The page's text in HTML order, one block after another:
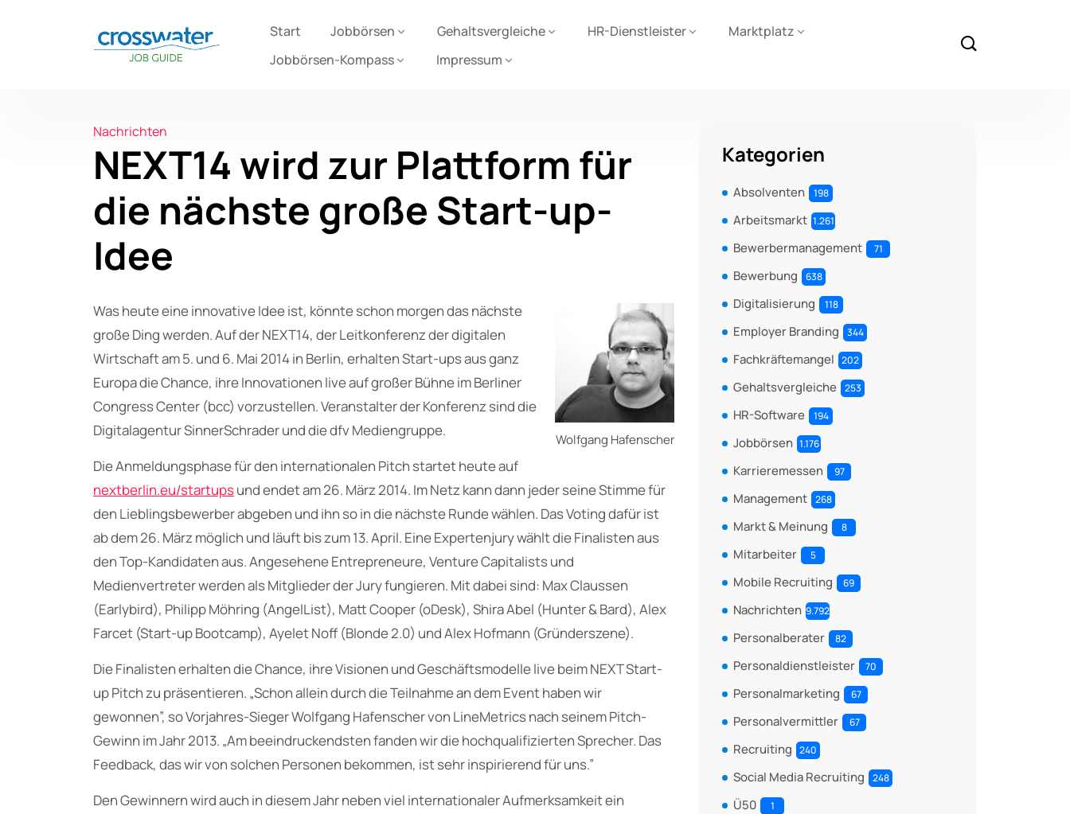
Start Jobbörsen Gehaltsvergleiche HR-Dienstleister
Marktplatz
Jobbörsen-Kompass
Impressum
Nachrichten
NEXT14 wird zur Plattform für
die nächste große Start-up-
Idee
Wolfgang Hafenscher
Was heute eine innovative Idee ist, könnte schon morgen das nächste
große Ding werden. Auf der NEXT14, der Leitkonferenz der digitalen
Wirtschaft am 5. und 6. Mai 2014 in Berlin, erhalten Start-ups aus ganz
Europa die Chance, ihre Innovationen live auf großer Bühne im Berliner
Congress Center (bcc) vorzustellen. Veranstalter der Konferenz sind die
Digitalagentur SinnerSchrader und die dfv Mediengruppe.
Die Anmeldungsphase für den internationalen Pitch startet heute auf
nextberlin.eu/startupsund endet am 26. März 2014. Im Netz kann dann jeder seine Stimme für
den Lieblingsbewerber abgeben und ihn so in die nächste Runde wählen. Das Voting dafür ist
ab dem 26. März möglich und läuft bis zum 13. April. Eine Expertenjury wählt die Finalisten aus
den Top-Kandidaten aus. Angesehene Entrepreneure, Venture Capitalists und
Medienvertreter werden als Mitglieder der Jury fungieren. Mit dabei sind: Max Claussen
(Earlybird), Philipp Möhring (AngelList), Matt Cooper (oDesk), Shira Abel (Hunter & Bard), Alex
Farcet (Start-up Bootcamp), Ayelet Noff (Blonde 2.0) und Alex Hofmann (Gründerszene).
Die Finalisten erhalten die Chance, ihre Visionen und Geschäftsmodelle live beim NEXT Start-
up Pitch zu präsentieren. „Schon allein durch die Teilnahme an dem Event haben wir
gewonnen”, so Vorjahres-Sieger Wolfgang Hafenscher von LineMetrics nach seinem Pitch-
Gewinn im Jahr 2013. „Am beeindruckendsten fanden wir die hochqualifizierten Sprecher. Das
Feedback, das wir von solchen Personen bekommen, ist sehr inspirierend für uns.”
Den Gewinnern wird auch in diesem Jahr neben viel internationaler Aufmerksamkeit ein
Kategorien
Absolventen 198
Arbeitsmarkt 1.261
Bewerbermanagement 71
Bewerbung 638
Digitalisierung 118
Employer Branding 344
Fachkräftemangel 202
Gehaltsvergleiche 253
HR-Software 194
Jobbörsen 1.176
Karrieremessen 97
Management 268
Markt & Meinung 8
Mitarbeiter 5
Mobile Recruiting 69
Nachrichten 9.792
Personalberater 82
Personaldienstleister 70
Personalmarketing 67
Personalvermittler 67
Recruiting 240
Social Media Recruiting 248
Ü50 1